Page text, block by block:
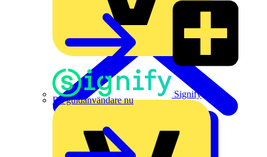
Signify
Bli guldanvändare nu